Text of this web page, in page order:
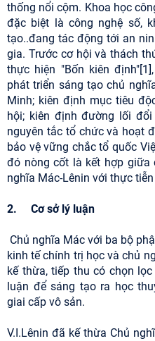
thống nổi cộm. Khoa học
đặc biệt là công nghệ số,
tạo..đang tác động tới an
gia. Trước cơ hội và thách
thực hiện "Bốn kiên
phát triển sáng tạo chủ
Minh; kiên định mục tiêu
hội; kiên định đường lối
nguyên tắc tổ chức và hoạt
bảo vệ vững chắc tổ quốc
đó nòng cốt là kết hợp giữa
nghĩa Mác-Lênin với thực
2. Cơ sở lý luận
Chủ nghĩa Mác với ba bộ
kinh tế chính trị học và chủ
kế thừa, tiếp thu có chọn
luận để sáng tạo ra học
giai cấp vô sản.
V.I.Lênin đã kế thừa Chủ